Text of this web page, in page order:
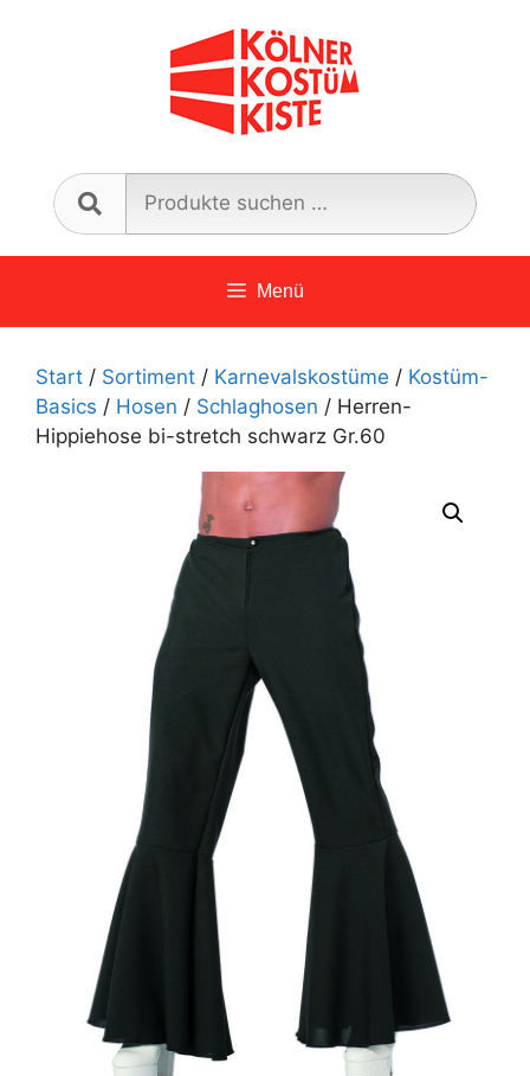
nach:
Menü
Start / Sortiment / Karnevalskostüme / Kostüm-
Basics / Hosen / Schlaghosen / Herren-
Hippiehose bi-stretch schwarz Gr.60